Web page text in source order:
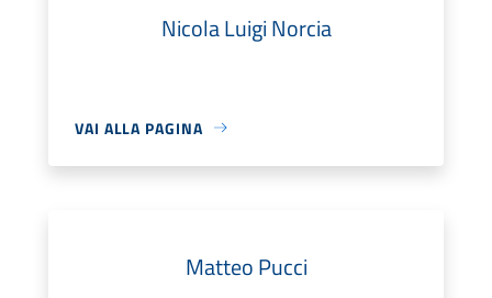
Nicola Luigi Norcia
VAI ALLA PAGINA
Matteo Pucci